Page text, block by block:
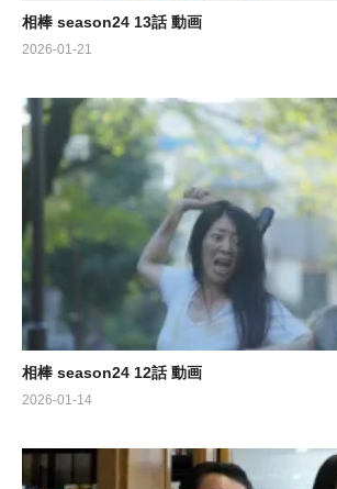
相棒 season24 13話 動画
2026-01-21
相棒 season24 12話 動画
2026-01-14